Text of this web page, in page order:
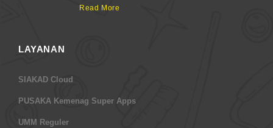
Read More
LAYANAN
SIAKAD Cloud
PUSAKA Kemenag Super Apps
UMM Reguler